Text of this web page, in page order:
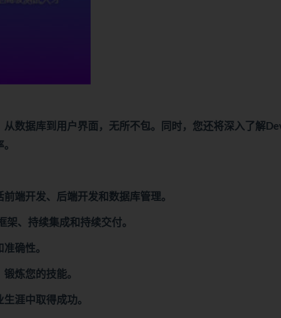
数据库到用户界面，无所不包。同时，您还将深入了解
端开发、后端开发和数据库管理。
、持续集成和持续交付。
确性。
炼您的技能。
涯中取得成功。